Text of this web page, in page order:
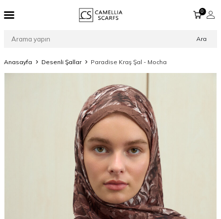
Ara
0
Anasayfa Desenli Şallar Paradise Kraş Şal - Mocha